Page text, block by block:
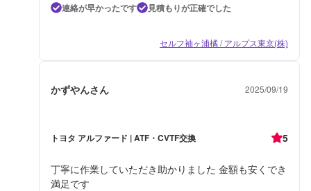
連絡が早かったです
見積もりが正確でした
セルフ袖ヶ浦橘 / アルプス東京(株)
かずやんさん 2025/09/19
トヨタ アルファード | ATF・CVTF交換 5
丁寧に作業していただき助かりました 金額も安くでき
満足です